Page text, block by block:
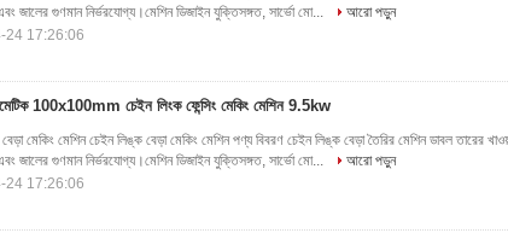
জালের গুণমান নির্ভরযোগ্য।মেশিন ডিজাইন যুক্তিসঙ্গত, সার্ভো মো...
আরো পড়ুন
24 17:26:06
100x100mm চেইন লিংক ফেন্সিং মেকিং মেশিন 9.5kw
মেকিং মেশিন চেইন লিঙ্ক বেড়া মেকিং মেশিন পণ্য বিবরণ চেইন লিঙ্ক বেড়া তৈরির মেশিন ডাবল তারের
জালের গুণমান নির্ভরযোগ্য।মেশিন ডিজাইন যুক্তিসঙ্গত, সার্ভো মো...
আরো পড়ুন
24 17:26:06